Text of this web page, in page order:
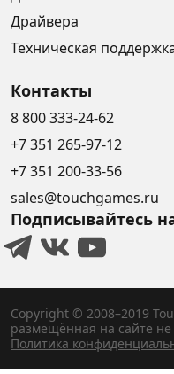
Драйвера
Техническая
Контакты
8 800 333-24-62
+7 351 265-97-12
+7 351 200-33-56
sales@touchgames.ru
Подписывайтесь
Copyright © 2008–2019
размещённая на сайте
Политика